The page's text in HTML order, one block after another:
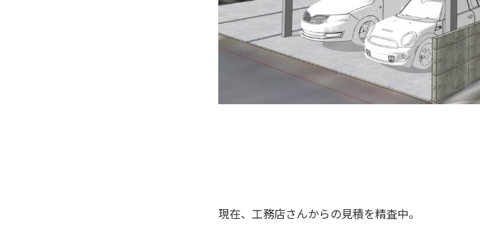
現在、工務店さんからの見積を精査中。